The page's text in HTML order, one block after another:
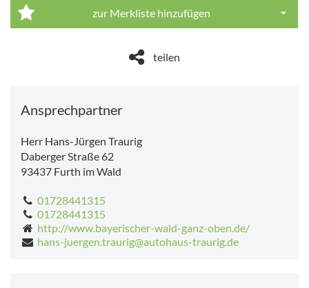
zur Merkliste hinzufügen
teilen
Ansprechpartner
Herr Hans-Jürgen Traurig
Daberger Straße 62
93437 Furth im Wald
01728441315
01728441315
http://www.bayerischer-wald-ganz-oben.de/
hans-juergen.traurig@autohaus-traurig.de